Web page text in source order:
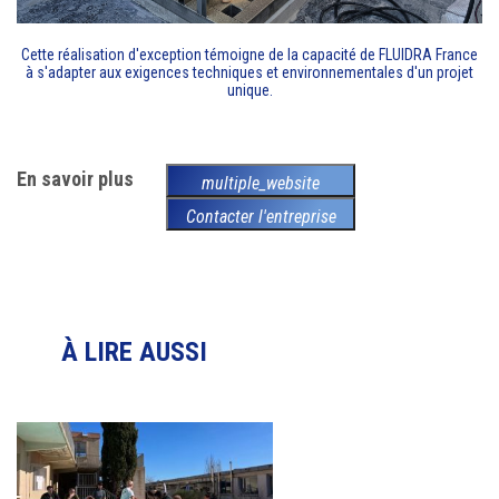
Cette réalisation d'exception témoigne de la capacité de FLUIDRA France
à s'adapter aux exigences techniques et environnementales d'un projet
unique.
En savoir plus
multiple_website
Contacter l'entreprise
À LIRE AUSSI